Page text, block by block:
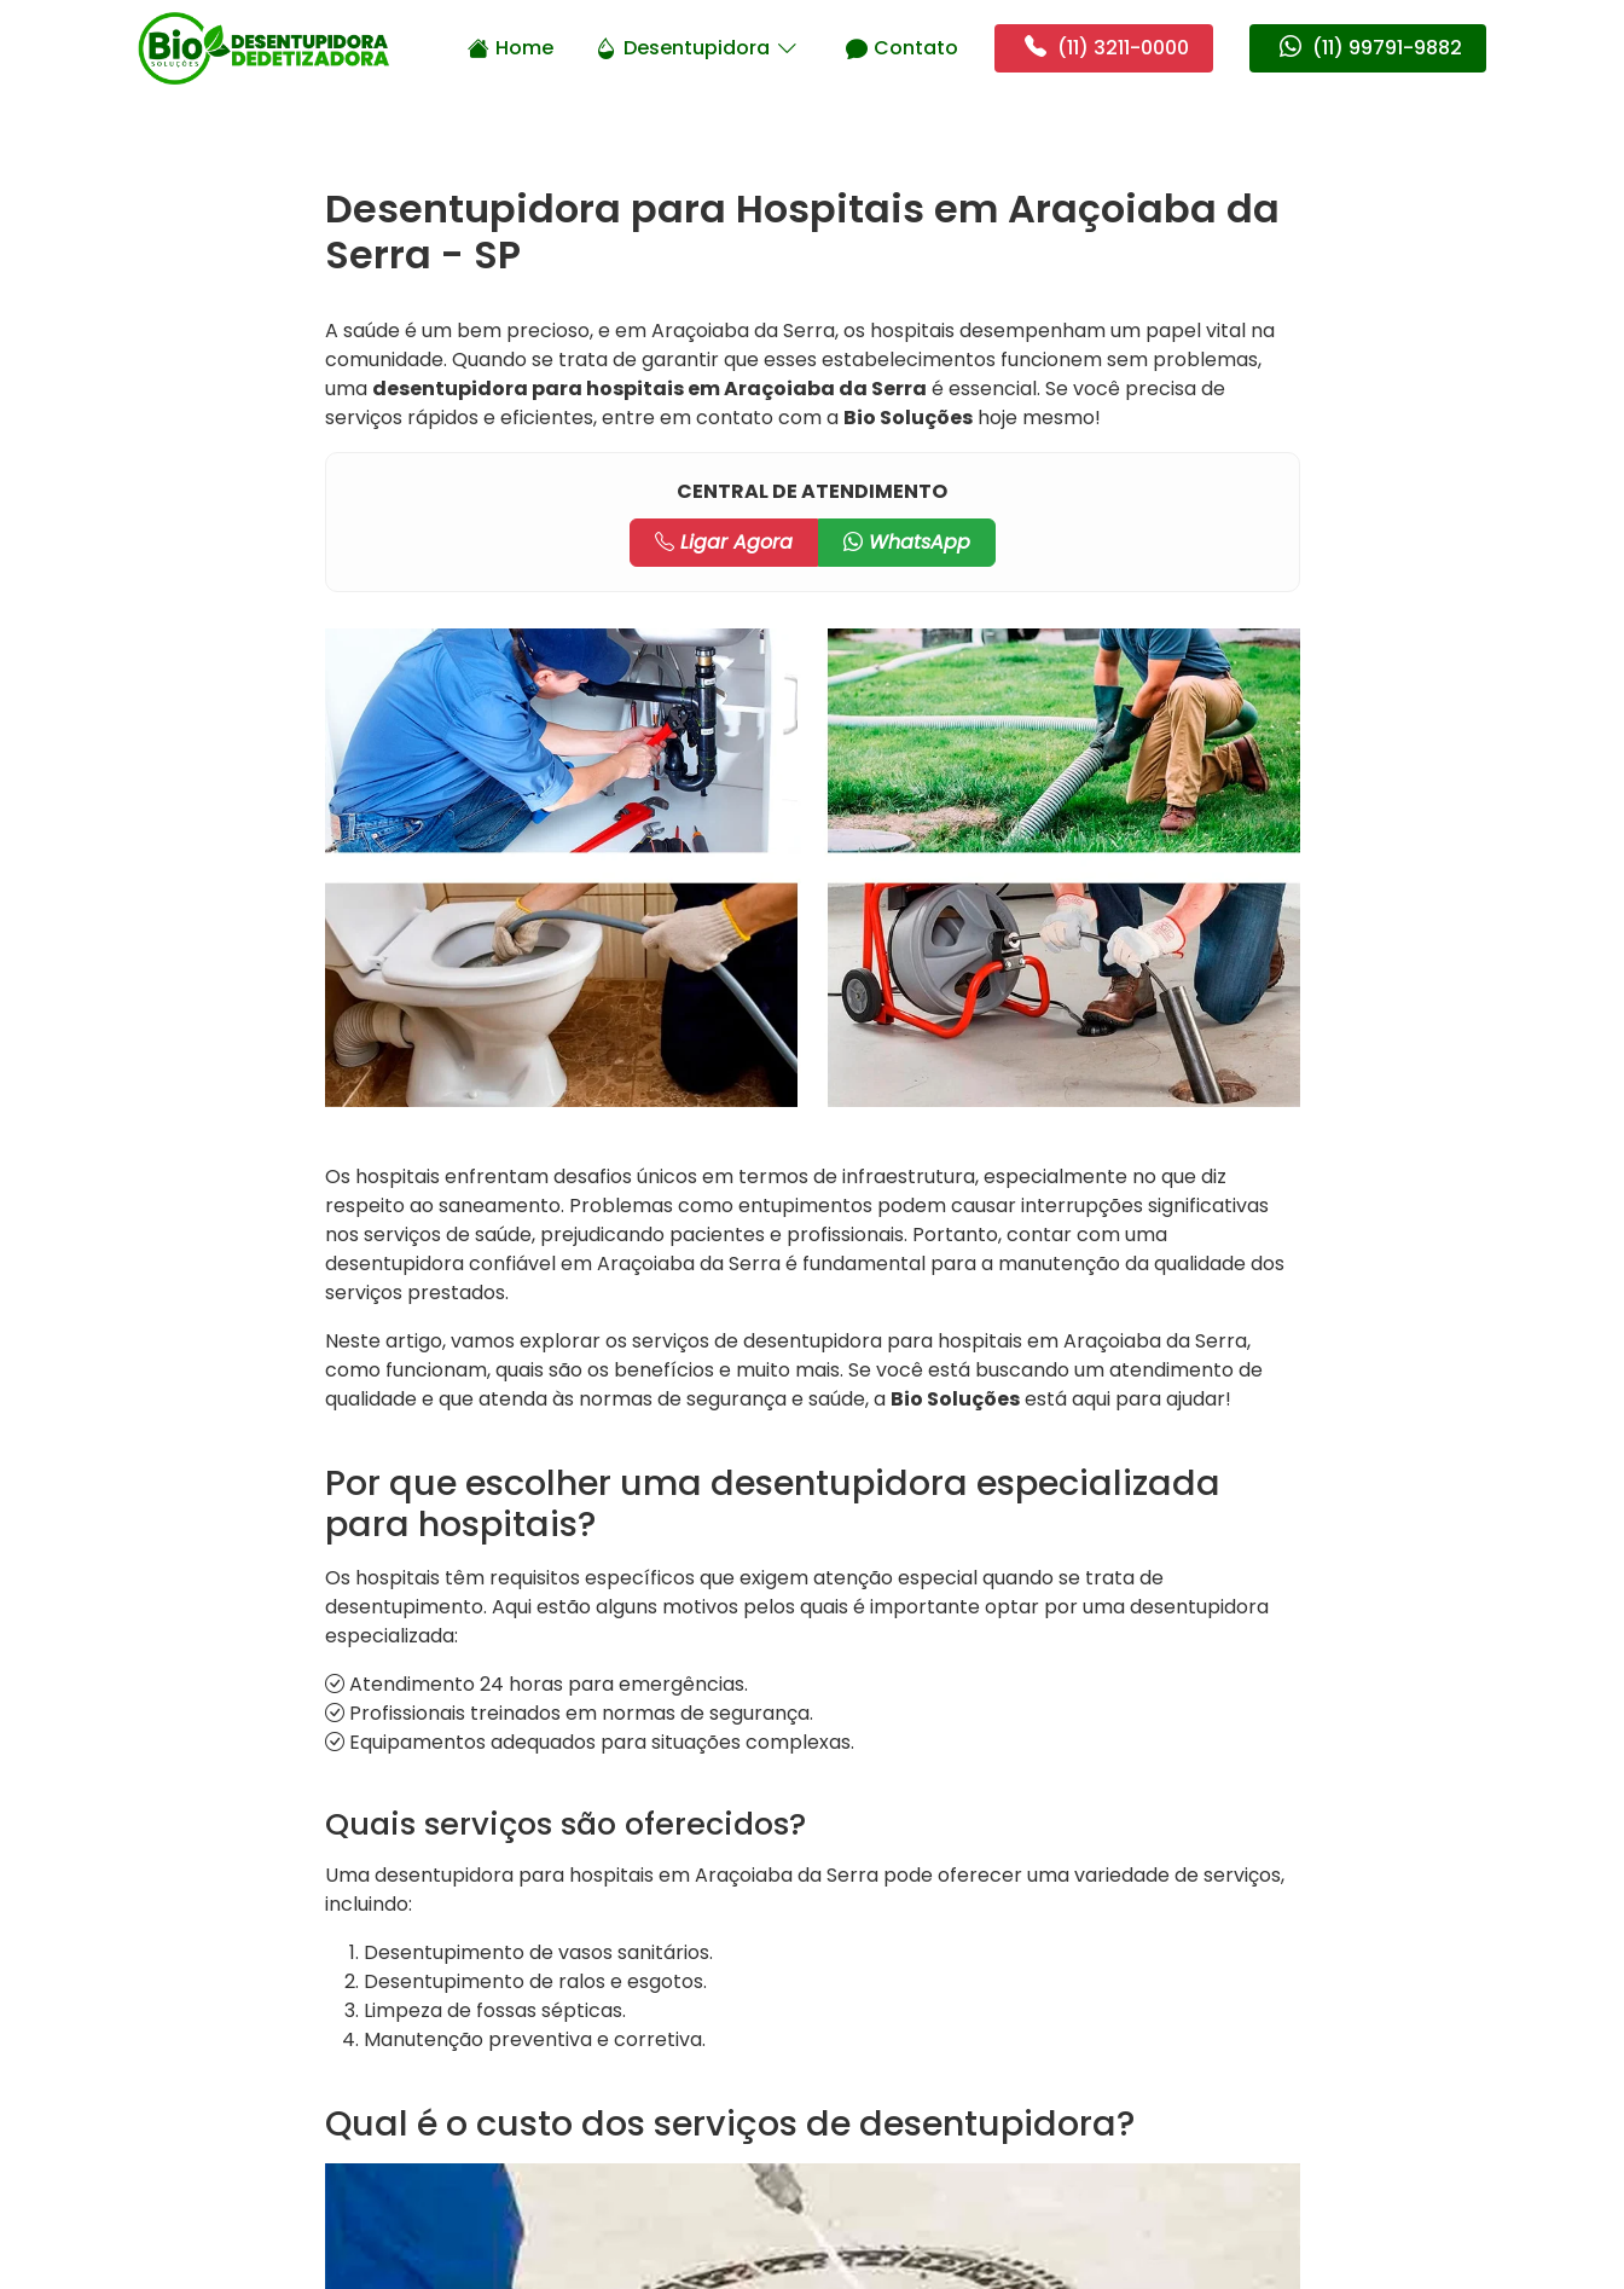
Home Desentupidora Contato (11) 3211-0000 (11) 99791-9882
Desentupidora para Hospitais em Araçoiaba da
Serra - SP
A saúde é um bem precioso, e em Araçoiaba da Serra, os hospitais desempenham um papel vital na
comunidade. Quando se trata de garantir que esses estabelecimentos funcionem sem problemas,
uma desentupidora para hospitais em Araçoiaba da Serra é essencial. Se você precisa de
serviços rápidos e eficientes, entre em contato com a Bio Soluçõeshoje mesmo!
CENTRAL DE ATENDIMENTO
Ligar Agora
WhatsApp
Os hospitais enfrentam desafios únicos em termos de infraestrutura, especialmente no que diz
respeito ao saneamento. Problemas como entupimentos podem causar interrupções significativas
nos serviços de saúde, prejudicando pacientes e profissionais. Portanto, contar com uma
desentupidora confiável em Araçoiaba da Serra é fundamental para a manutenção da qualidade dos
serviços prestados.
Neste artigo, vamos explorar os serviços de desentupidora para hospitais em Araçoiaba da Serra,
como funcionam, quais são os benefícios e muito mais. Se você está buscando um atendimento de
qualidade e que atenda às normas de segurança e saúde, a Bio Soluçõesestá aqui para ajudar!
Por que escolher uma desentupidora especializada
para hospitais?
Os hospitais têm requisitos específicos que exigem atenção especial quando se trata de
desentupimento. Aqui estão alguns motivos pelos quais é importante optar por uma desentupidora
especializada:
Atendimento 24 horas para emergências.
Profissionais treinados em normas de segurança.
Equipamentos adequados para situações complexas.
Quais serviços são oferecidos?
Uma desentupidora para hospitais em Araçoiaba da Serra pode oferecer uma variedade de serviços,
incluindo:
Desentupimento de vasos sanitários.
Desentupimento de ralos e esgotos.
Limpeza de fossas sépticas.
Manutenção preventiva e corretiva.
Qual é o custo dos serviços de desentupidora?